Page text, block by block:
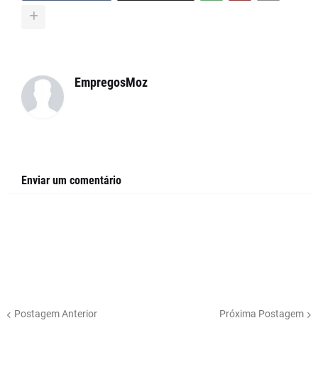
EmpregosMoz
Enviar um comentário
Postagem Anterior Próxima Postagem